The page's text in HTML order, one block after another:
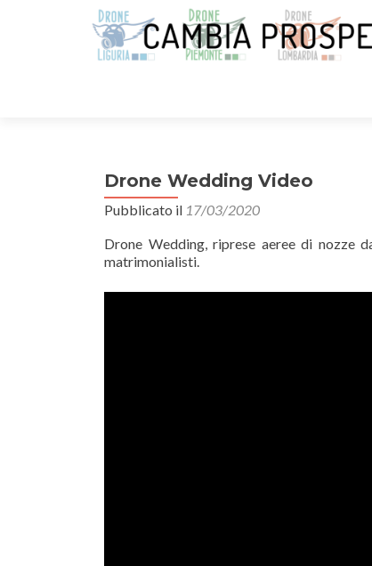
Drone Wedding Video
Pubblicato il 17/03/2020
Drone Wedding, riprese aeree di
matrimonialisti.